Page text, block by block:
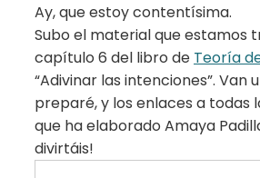
Ay, que estoy contentísima.
Subo el material que estamos
capítulo 6 del libro de Teoría
“Adivinar las intenciones”. Van
preparé, y los enlaces a todas
que ha elaborado Amaya
divirtáis!